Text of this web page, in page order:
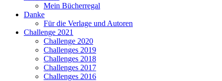
Mein Bücherregal
Danke
Für die Verlage und Autoren
Challenge 2021
Challenge 2020
Challenges 2019
Challenges 2018
Challenges 2017
Challenges 2016